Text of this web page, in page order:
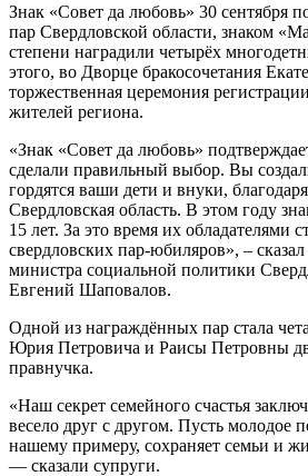
Знак «Совет да любовь» 30 сентября
пар Свердловской области, знаком
степени наградили четырёх
этого, во Дворце бракосочетания
торжественная церемония
жителей региона.
«Знак «Совет да любовь»
сделали правильный выбор. Вы
гордятся ваши дети и внуки,
Свердловская область. В этом году
15 лет. За это время их обладателями
свердловских пар-юбиляров», –
министра социальной политики
Евгений Шаповалов.
Одной из награждённых пар стала
Юрия Петровича и Раисы Петровны
правнучка.
«Наш секрет семейного счастья
весело друг с другом. Пусть молодое
нашему примеру, сохраняет семьи и
— сказали супруги.